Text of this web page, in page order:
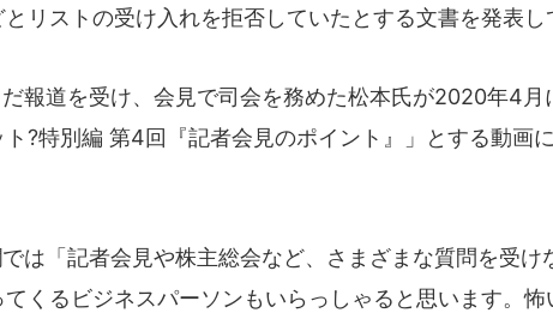
とリストの受け入れを拒否していたとする文書を発表し
報道を受け、会見で司会を務めた松本氏が2020年4月
ト?特別編 第4回『記者会見のポイント』」とする動画
は「記者会見や株主総会など、さまざまな質問を受け
てくるビジネスパーソンもいらっしゃると思います。怖